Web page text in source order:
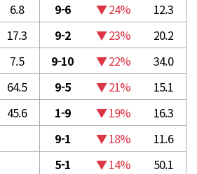
6.8 9-6 ▼ 24%
12.3
17.3 9-2 ▼ 23%
20.2
7.5 9-10 ▼ 22%
34.0
64.5 9-5 ▼ 21%
15.1
45.6 1-9 ▼ 19%
16.3
9-1 ▼ 18%
11.6
5-1 ▼ 14%
50.1